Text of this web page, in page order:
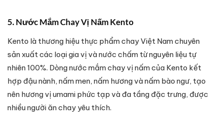
5. Nước Mắm Chay Vị Nấm Kento
Kento là thương hiệu thực phẩm chay Việt Nam chuyên
sản xuất các loại gia vị và nước chấm từ nguyên liệu tự
nhiên 100%. Dòng nước mắm chay vị nấm của Kento kết
hợp đậu nành, nấm men, nấm hương và nấm bào ngư, tạo
nên hương vị umami phức tạp và đa tầng đặc trưng, được
nhiều người ăn chay yêu thích.